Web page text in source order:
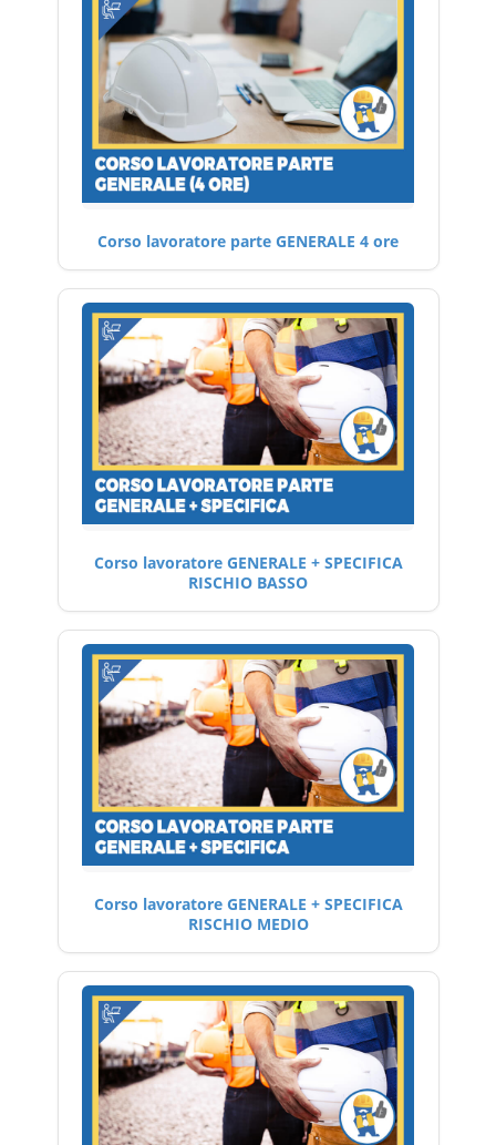
Corso lavoratore parte GENERALE 4 ore
Corso lavoratore GENERALE + SPECIFICA
RISCHIO BASSO
Corso lavoratore GENERALE + SPECIFICA
RISCHIO MEDIO